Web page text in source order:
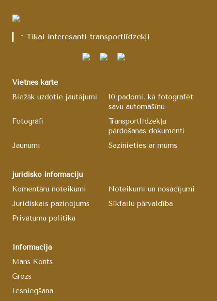
* Tikai interesanti transportlīdzekļi
Vietnes karte
Biežāk uzdotie jautājumi
10 padomi, kā fotografēt
savu automašīnu
Fotogrāfi
Transportlīdzekļa
pārdošanas dokumenti
Jaunumi
Sazinieties ar mums
juridisko informāciju
Komentāru noteikumi
Noteikumi un nosacījumi
Juridiskais paziņojums
Sīkfailu pārvaldība
Privātuma politika
Informācija
Mans Konts
Grozs
Iesniegšana